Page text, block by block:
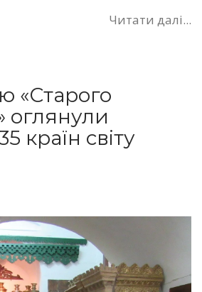
Читати далі...
«Старого
оглянули
країн світу